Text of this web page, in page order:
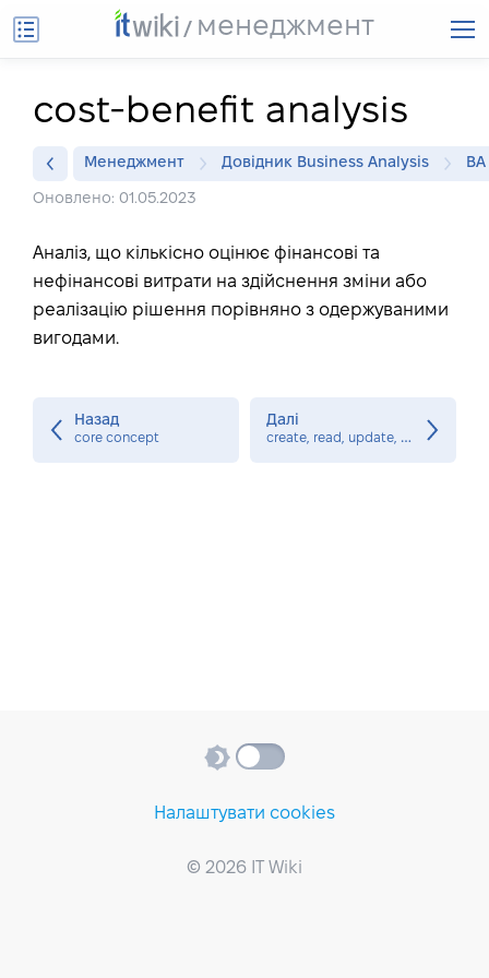
менеджмент
cost-benefit analysis
Менеджмент Довідник Business Analysis BA
Оновлено: 01.05.2023
Аналіз, що кількісно оцінює фінансові та
нефінансові витрати на здійснення зміни або
реалізацію рішення порівняно з одержуваними
вигодами.
Назад
core concept
Далі
c
reate, read, update, and delete matrix (CRUD matrix)
Налаштувати cookies
© 2026 IT Wiki